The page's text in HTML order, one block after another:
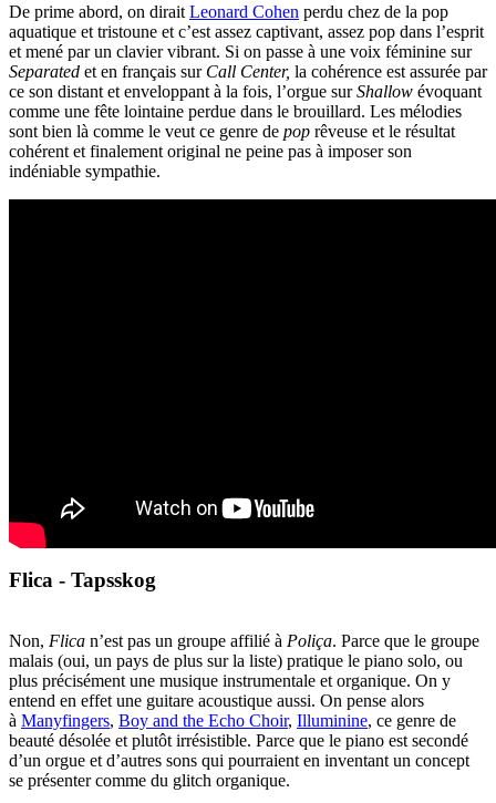
De prime abord, on dirait Leonard Cohen perdu chez de la pop
aquatique et tristoune et c’est assez captivant, assez pop dans l’esprit
et mené par un clavier vibrant. Si on passe à une voix féminine sur
Separated et en français sur Call Center, la cohérence est assurée par
ce son distant et enveloppant à la fois, l’orgue surShallow évoquant
comme une fête lointaine perdue dans le brouillard. Les mélodies
sont bien là comme le veut ce genre de pop rêveuse et le résultat
cohérent et finalement original ne peine pas à imposer son
indéniable sympathie.
Flica - Tapsskog
Non, Flica n’est pas un groupe affilié à Poliça. Parce que le groupe
malais (oui, un pays de plus sur la liste) pratique le piano solo, ou
plus précisément une musique instrumentale et organique. On y
entend en effet une guitare acoustique aussi. On pense alors
à Manyfingers, Boy and the Echo Choir, Illuminine, ce genre de
beauté désolée et plutôt irrésistible. Parce que le piano est secondé
d’un orgue et d’autres sons qui pourraient en inventant un concept
se présenter comme du glitch organique.